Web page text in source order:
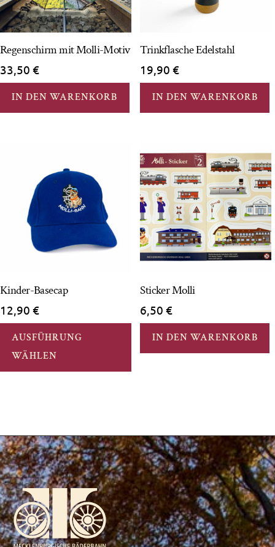
Regenschirm mit Molli-Motiv
33,50 €
IN DEN WARENKORB
Trinkflasche Edelstahl
19,90€
IN DEN WARENKORB
Kinder-Basecap
12,90 €
AUSFÜHRUNG
WÄHLEN
Dieses
Produkt
weist
Die
Optionen
können
auf
der
Produktseite
Sticker Molli
6,50€
IN DEN WARENKORB